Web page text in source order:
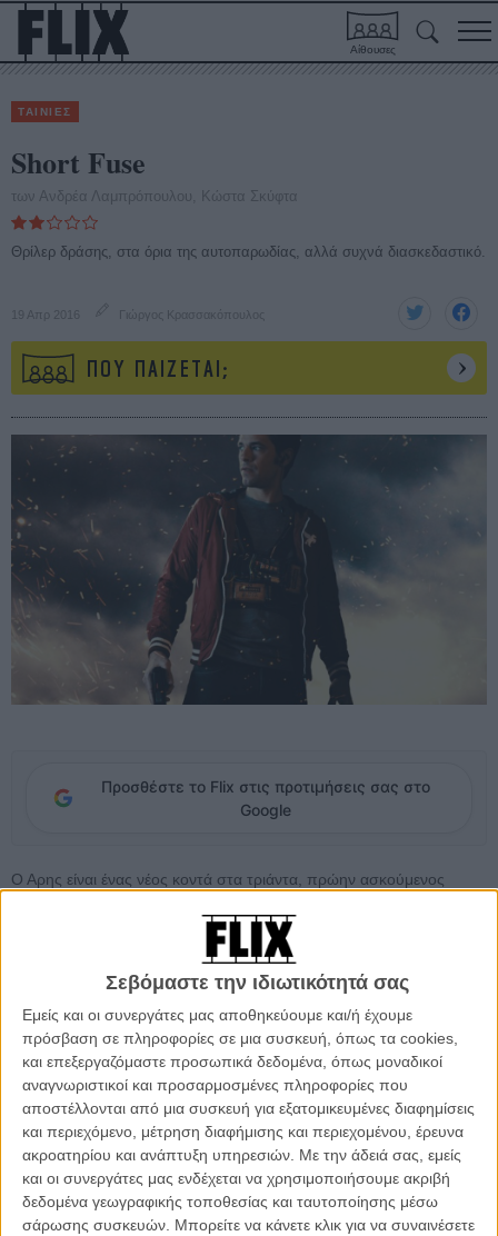
Σεβόμαστε την ιδιωτικότητά σας
Εμείς και οι συνεργάτες μας αποθηκεύουμε και/ή έχουμε
πρόσβαση σε πληροφορίες σε μια συσκευή, όπως τα cookies,
και επεξεργαζόμαστε προσωπικά δεδομένα, όπως μοναδικοί
αναγνωριστικοί και προσαρμοσμένες πληροφορίες που
αποστέλλονται από μια συσκευή για εξατομικευμένες διαφημίσεις
και περιεχόμενο, μέτρηση διαφήμισης και περιεχομένου, έρευνα
ακροατηρίου και ανάπτυξη υπηρεσιών. Με την άδειά σας, εμείς
και οι συνεργάτες μας ενδέχεται να χρησιμοποιήσουμε ακριβή
δεδομένα γεωγραφικής τοποθεσίας και ταυτοποίησης μέσω
σάρωσης συσκευών. Μπορείτε να κάνετε κλικ για να συναινέσετε
Αίθουσες
ΤΑΙΝΙΕΣ
Short Fuse
των Ανδρέα Λαμπρόπουλου, Κώστα Σκύφτα
Θρίλερ δράσης, στα όρια της αυτοπαρωδίας, αλλά συχνά διασκεδαστικό.
19 Απρ 2016 Γιώργος Κρασσακόπουλος
ΠΟΥ ΠΑΙΖΕΤΑΙ;
Προσθέστε το Flix στις προτιμήσεις σας στο
Google
Ο Αρης είναι ένας νέος κοντά στα τριάντα, πρώην ασκούμενος
ύστερα από μια μεγάλη αποτυχία που τον σημάδεψε. Αναγκάζεται
να εργαστεί ως κούριερ για τα προς το ζην και μια μέρα, κατά τη
μεταφορά ενός δέματος σε ένα εγκαταλελειμμένο αρχοντικό, δέχεται
επίθεση από έναν άγνωστο. Οταν συνέρχεται, βρίσκεται ζωσμένος
με εκρηκτικά, ένα μηχανισμό που μετράει αντίστροφα και ένα
ακουστικό από το οποίο του μιλάει ένας μυστηριώδης άντρας.
Αναγκασμένος να ακολουθήσει τις οδηγίες του, ο Αρης προσπαθεί
να σώσει τη ζωή του ψάχνοντας το κατάλληλο κλειδί που θα
απενεργοποιήσει τον μηχανισμό. Μέσα όμως από αυτές τις
δοκιμασίες θα αναθεωρήσει όσα γνωρίζει για το παρελθόν και τις
επιλογές του και θα βρεθεί σε ένα μαραθώνιο επιβίωσης, μεταξύ της
αστυνομίας, εγκληματιών και του χρόνου ο οποίος ολοένα
λιγοστεύει.